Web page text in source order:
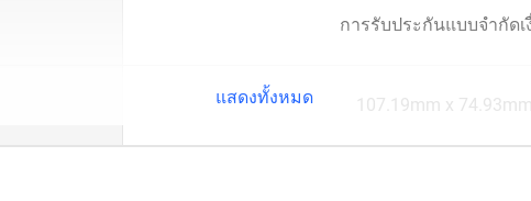
การรับประกันแบบจำกัด
107.19mm x
แสดงทั้งหมด